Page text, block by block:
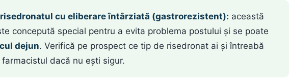
cu eliberare întârziată (gastrorezistent): această
concepută special pentru a evita problema postului și se poate
dejun. Verifică pe prospect ce tip de risedronat ai și întreabă
dacă nu ești sigur.